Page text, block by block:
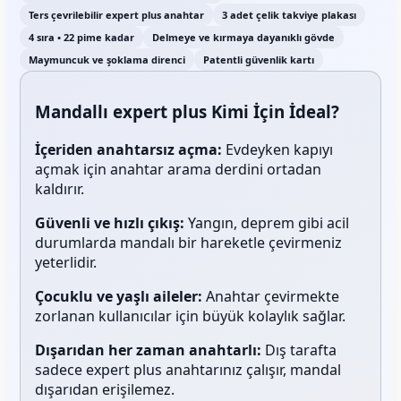
Ters çevrilebilir expert plus anahtar
3 adet çelik takviye plakası
4 sıra • 22 pime kadar
Delmeye ve kırmaya dayanıklı gövde
Maymuncuk ve şoklama direnci
Patentli güvenlik kartı
Mandallı expert plus Kimi İçin İdeal?
İçeriden anahtarsız açma: Evdeyken kapıyı
açmak için anahtar arama derdini ortadan
kaldırır.
Güvenli ve hızlı çıkış: Yangın, deprem gibi acil
durumlarda mandalı bir hareketle çevirmeniz
yeterlidir.
Çocuklu ve yaşlı aileler: Anahtar çevirmekte
zorlanan kullanıcılar için büyük kolaylık sağlar.
Dışarıdan her zaman anahtarlı: Dış tarafta
sadece expert plus anahtarınız çalışır, mandal
dışarıdan erişilemez.